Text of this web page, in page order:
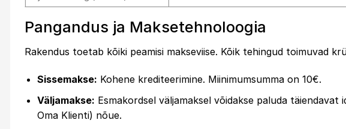
Pangandus ja Maksetehnoloogia
Rakendus toetab kõiki peamisi makseviise. Kõik tehingud toimuvad
Sissemakse: Kohene krediteerimine. Miinimumsumma on 10€.
Väljamakse: Esmakordsel väljamaksel võidakse paluda
Oma Klienti) nõue.